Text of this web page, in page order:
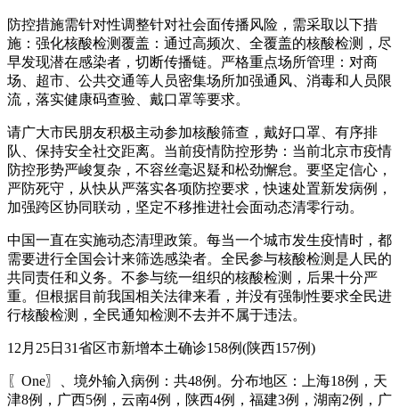
防控措施需针对性调整针对社会面传播风险，需采取以下措
施：强化核酸检测覆盖：通过高频次、全覆盖的核酸检测，尽
早发现潜在感染者，切断传播链。严格重点场所管理：对商
场、超市、公共交通等人员密集场所加强通风、消毒和人员限
流，落实健康码查验、戴口罩等要求。
请广大市民朋友积极主动参加核酸筛查，戴好口罩、有序排
队、保持安全社交距离。当前疫情防控形势：当前北京市疫情
防控形势严峻复杂，不容丝毫迟疑和松劲懈怠。要坚定信心，
严防死守，从快从严落实各项防控要求，快速处置新发病例，
加强跨区协同联动，坚定不移推进社会面动态清零行动。
中国一直在实施动态清理政策。每当一个城市发生疫情时，都
需要进行全国会计来筛选感染者。全民参与核酸检测是人民的
共同责任和义务。不参与统一组织的核酸检测，后果十分严
重。但根据目前我国相关法律来看，并没有强制性要求全民进
行核酸检测，全民通知检测不去并不属于违法。
12月25日31省区市新增本土确诊158例(陕西157例)
〖One〗、境外输入病例：共48例。分布地区：上海18例，天
津8例，广西5例，云南4例，陕西4例，福建3例，湖南2例，广